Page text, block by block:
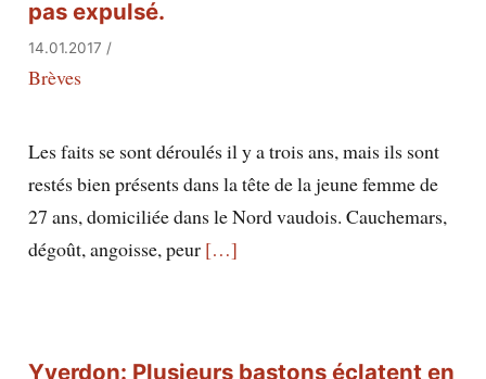
pas expulsé.
14.01.2017 /
Brèves
Les faits se sont déroulés il y a trois ans, mais ils sont
restés bien présents dans la tête de la jeune femme de
27 ans, domiciliée dans le Nord vaudois. Cauchemars,
dégoût, angoisse, peur […]
Yverdon: Plusieurs bastons éclatent en